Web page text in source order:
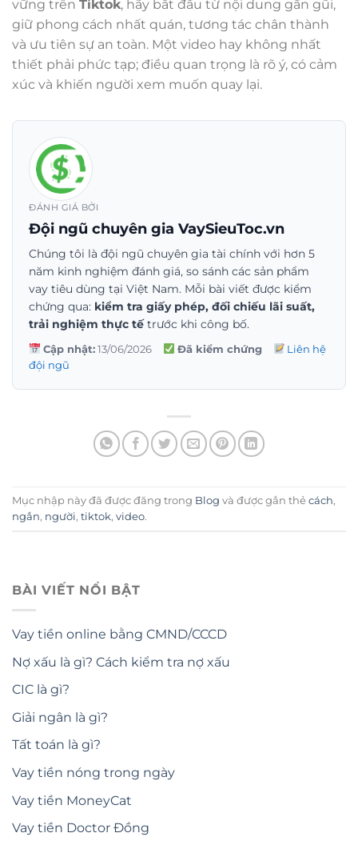
vững trên Tiktok, hãy bắt đầu từ nội dung gần gũi,
giữ phong cách nhất quán, tương tác chân thành
và ưu tiên sự an toàn. Một video hay không nhất
thiết phải phức tạp; điều quan trọng là rõ ý, có cảm
xúc và khiến người xem muốn quay lại.
ĐÁNH GIÁ BỞI
Đội ngũ chuyên gia VaySieuToc.vn
Chúng tôi là đội ngũ chuyên gia tài chính với hơn 5
năm kinh nghiệm đánh giá, so sánh các sản phẩm
vay tiêu dùng tại Việt Nam. Mỗi bài viết được kiểm
chứng qua: kiểm tra giấy phép, đối chiếu lãi suất,
trải nghiệm thực tếtrước khi công bố.
Cập nhật:13/06/2026 Đã kiểm chứng
Liên hệ
đội ngũ
Mục nhập này đã được đăng trong Blog và được gắn thẻ cách,
ngắn, người, tiktok, video.
BÀI VIẾT NỔI BẬT
Vay tiền online bằng CMND/CCCD
Nợ xấu là gì? Cách kiểm tra nợ xấu
CIC là gì?
Giải ngân là gì?
Tất toán là gì?
Vay tiền nóng trong ngày
Vay tiền MoneyCat
Vay tiền Doctor Đồng